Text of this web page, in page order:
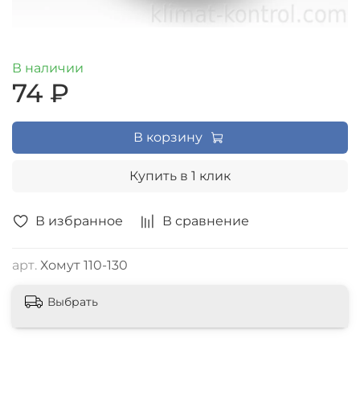
В избранное В сравнение
арт. Хомут 110-130
В наличии
74 ₽
В корзину
Купить в 1 клик
Выбрать